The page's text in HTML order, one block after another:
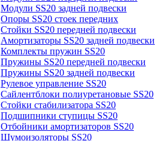
Модули SS20 задней подвески
Опоры SS20 стоек передних
Стойки SS20 передней подвески
Амортизаторы SS20 задней подвески
Комплекты пружин SS20
Пружины SS20 передней подвески
Пружины SS20 задней подвески
Рулевое управление SS20
Сайлентблоки полиуретановые SS20
Стойки стабилизатора SS20
Подшипники ступицы SS20
Отбойники амортизаторов SS20
Шумоизоляторы SS20